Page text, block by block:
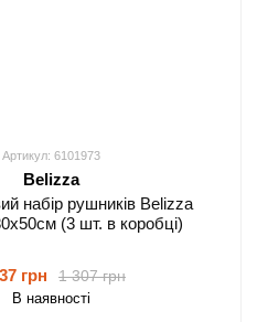
Артикул: 6101973
Belizza
набір рушників Belizza
(3 шт. в коробці)
1 307 грн
грн
В наявності